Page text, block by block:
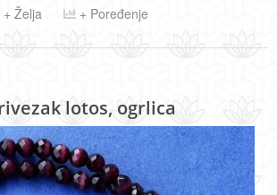
+ Želja + Poređenje
lotos, ogrlica